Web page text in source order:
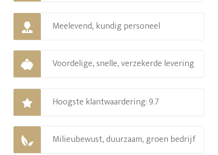
Meelevend, kundig personeel
Voordelige, snelle, verzekerde levering
Hoogste klantwaardering: 9.7
Milieubewust, duurzaam, groen bedrijf